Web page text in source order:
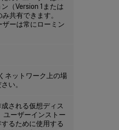
（Version 1または
共有できます。
ーは常にローミン
ネットワーク上の場
い。
される仮想ディス
ーザーインストー
るために使用する